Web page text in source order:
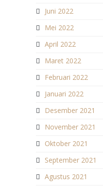
Juni 2022
Mei 2022
April 2022
Maret 2022
Februari 2022
Januari 2022
Desember 2021
November 2021
Oktober 2021
September 2021
Agustus 2021